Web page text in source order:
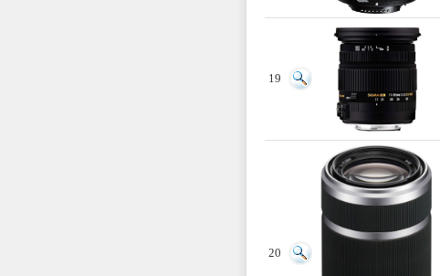
19
20